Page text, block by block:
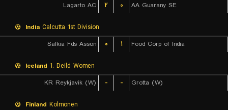
Lagarto AC
۲ ۰ AA Guarany SE
India Calcutta 1st Division
Salkia Fds Asson
۰ ۱ Food Corp of India
Iceland 1. Deild Women
KR Reykjavik (W)
- - Grotta (W)
Finland Kolmonen